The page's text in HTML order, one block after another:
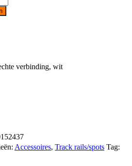
verbinding, wit
Accessoires, Track rails/spots Tag: